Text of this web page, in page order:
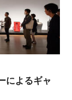
によるギャ